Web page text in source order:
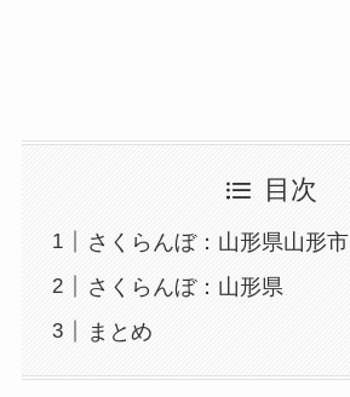
目次
さくらんぼ：山形県山形市
さくらんぼ：山形県
まとめ